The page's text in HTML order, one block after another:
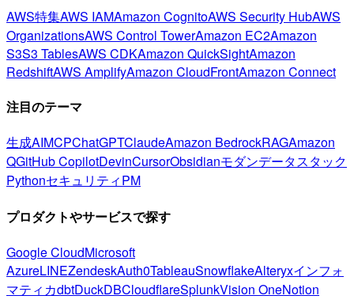
AWS特集AWS IAMAmazon CognitoAWS Security HubAWS
OrganizationsAWS Control TowerAmazon EC2Amazon
S3S3 TablesAWS CDKAmazon QuickSightAmazon
RedshiftAWS AmplifyAmazon CloudFrontAmazon Connect
注目のテーマ
生成AIMCPChatGPTClaudeAmazon BedrockRAGAmazon
QGitHub CopilotDevinCursorObsidianモダンデータスタック
PythonセキュリティPM
プロダクトやサービスで探す
Google CloudMicrosoft
AzureLINEZendeskAuth0TableauSnowflakeAlteryxインフォ
マティカdbtDuckDBCloudflareSplunkVision OneNotion